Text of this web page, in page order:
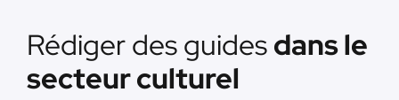
Rédiger des guidesdans le
secteur culturel